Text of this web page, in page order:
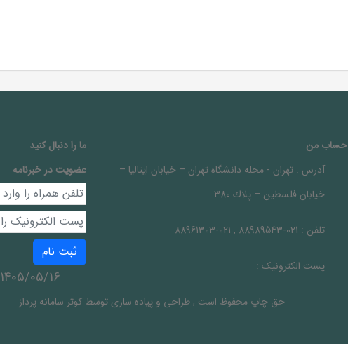
حساب من
آدرس : تهران - محله دانشگاه تهران – خيابان ايتاليا –
خيابان فلسطين – پلاك 380
تلفن : 021-88989543 , 021-88961303
پست الکترونیک :
ما را دنبال کنيد
عضویت در خبرنامه
ثبت نام
1405/05/16 جمعه
حق چاپ محفوظ است ,طراحی و پیاده سازی توسطکوثر سامانه پرداز